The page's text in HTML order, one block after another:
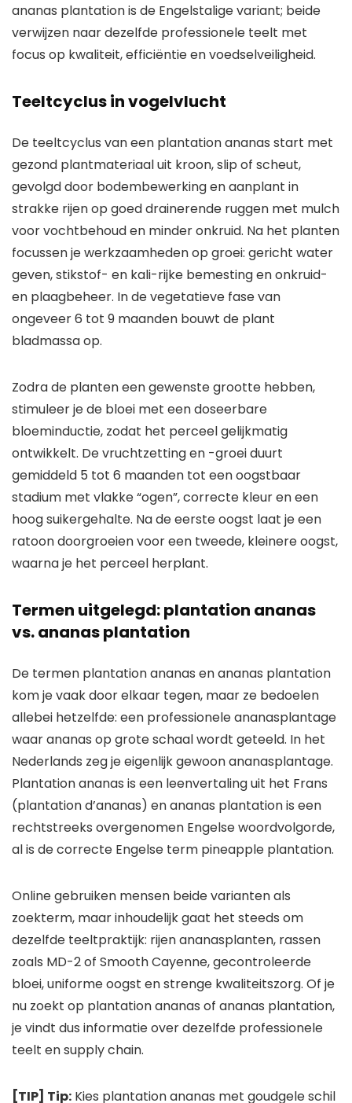
ananas plantation is de Engelstalige variant; beide
verwijzen naar dezelfde professionele teelt met
focus op kwaliteit, efficiëntie en voedselveiligheid.
Teeltcyclus in vogelvlucht
De teeltcyclus van een plantation ananas start met
gezond plantmateriaal uit kroon, slip of scheut,
gevolgd door bodembewerking en aanplant in
strakke rijen op goed drainerende ruggen met mulch
voor vochtbehoud en minder onkruid. Na het planten
focussen je werkzaamheden op groei: gericht water
geven, stikstof- en kali-rijke bemesting en onkruid-
en plaagbeheer. In de vegetatieve fase van
ongeveer 6 tot 9 maanden bouwt de plant
bladmassa op.
Zodra de planten een gewenste grootte hebben,
stimuleer je de bloei met een doseerbare
bloeminductie, zodat het perceel gelijkmatig
ontwikkelt. De vruchtzetting en -groei duurt
gemiddeld 5 tot 6 maanden tot een oogstbaar
stadium met vlakke “ogen”, correcte kleur en een
hoog suikergehalte. Na de eerste oogst laat je een
ratoon doorgroeien voor een tweede, kleinere oogst,
waarna je het perceel herplant.
Termen uitgelegd: plantation ananas
vs. ananas plantation
De termen plantation ananas en ananas plantation
kom je vaak door elkaar tegen, maar ze bedoelen
allebei hetzelfde: een professionele ananasplantage
waar ananas op grote schaal wordt geteeld. In het
Nederlands zeg je eigenlijk gewoon ananasplantage.
Plantation ananas is een leenvertaling uit het Frans
(plantation d’ananas) en ananas plantation is een
rechtstreeks overgenomen Engelse woordvolgorde,
al is de correcte Engelse term pineapple plantation.
Online gebruiken mensen beide varianten als
zoekterm, maar inhoudelijk gaat het steeds om
dezelfde teeltpraktijk: rijen ananasplanten, rassen
zoals MD-2 of Smooth Cayenne, gecontroleerde
bloei, uniforme oogst en strenge kwaliteitszorg. Of je
nu zoekt op plantation ananas of ananas plantation,
je vindt dus informatie over dezelfde professionele
teelt en supply chain.
[TIP] Tip: Kies plantation ananas met goudgele schil